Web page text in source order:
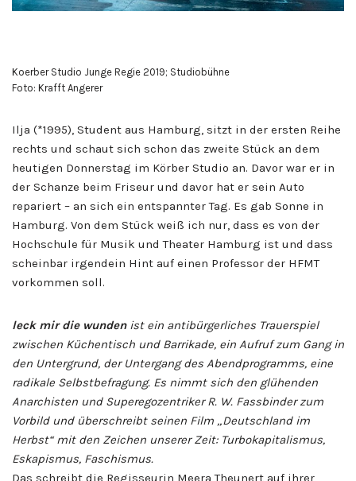
Koerber Studio Junge Regie 2019; Studiobühne
Foto: Krafft Angerer
Ilja (*1995), Student aus Hamburg, sitzt in der ersten Reihe
rechts und schaut sich schon das zweite Stück an dem
heutigen Donnerstag im Körber Studio an. Davor war er in
der Schanze beim Friseur und davor hat er sein Auto
repariert – an sich ein entspannter Tag. Es gab Sonne in
Hamburg. Von dem Stück weiß ich nur, dass es von der
Hochschule für Musik und Theater Hamburg ist und dass
scheinbar irgendein Hint auf einen Professor der HFMT
vorkommen soll.
leck mir die wundenist ein antibürgerliches Trauerspiel
zwischen Küchentisch und Barrikade, ein Aufruf zum Gang in
den Untergrund, der Untergang des Abendprogramms, eine
radikale Selbstbefragung. Es nimmt sich den glühenden
Anarchisten und Superegozentriker R. W. Fassbinder zum
Vorbild und überschreibt seinen Film „Deutschland im
Herbst“ mit den Zeichen unserer Zeit: Turbokapitalismus,
Eskapismus, Faschismus.
Das schreibt die Regisseurin Meera Theunert auf ihrer